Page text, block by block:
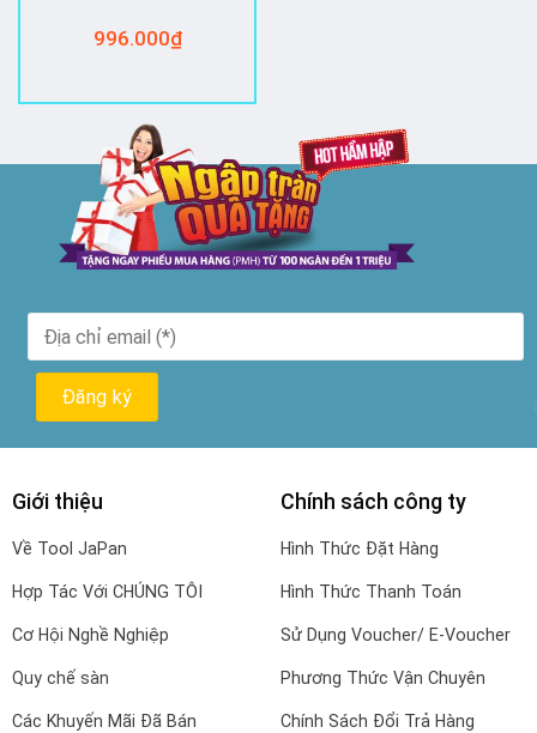
996.000₫
Giới thiệu
Về Tool JaPan
Hợp Tác Với CHÚNG TÔI
Cơ Hội Nghề Nghiệp
Quy chế sàn
Các Khuyến Mãi Đã Bán
Chính sách công ty
Hình Thức Đặt Hàng
Hình Thức Thanh Toán
Sử Dụng Voucher/ E-Voucher
Phương Thức Vận Chuyên
Chính Sách Đổi Trả Hàng